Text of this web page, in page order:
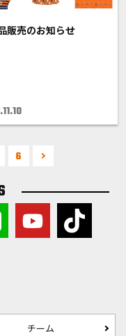
販売のお知らせ
6
チーム